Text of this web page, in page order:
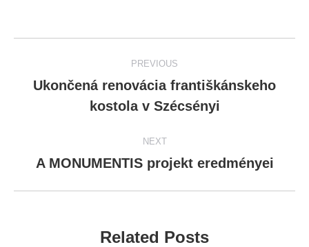
navigation
PREVIOUS
post:
Ukončená renovácia františkánskeho
kostola v Szécsényi
NEXT
Next
A MONUMENTIS projekt eredményei
Related Posts